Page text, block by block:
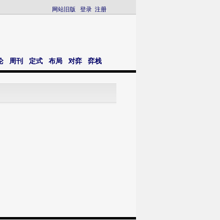
网站旧版 登录 注册
周刊 定式 布局 对弈 弈栈